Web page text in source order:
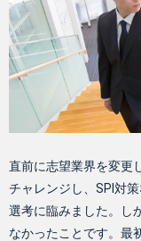
直前に志望業界を変更
チャレンジし、SPI対
選考に臨みました。し
なかったことです。最